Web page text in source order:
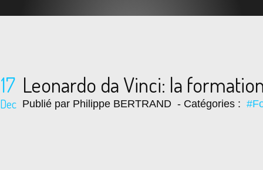
17
Dec
Leonardo da Vinci: la
Publié par Philippe BERTRAND - Catégories :